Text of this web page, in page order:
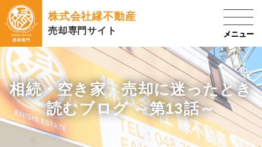
株式会社縁不動産
売却専門サイト
相続・空き家・売却に迷ったとき
読むブログ ～第13話～